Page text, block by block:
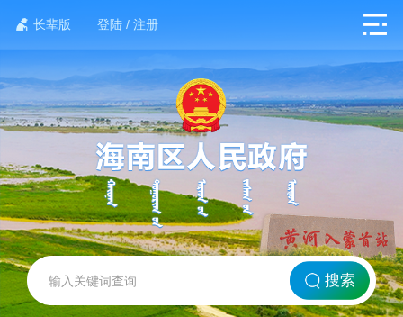
长辈版 登陆 / 注册
网站首页 搜索